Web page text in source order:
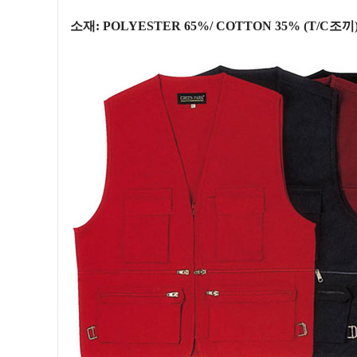
소재: POLYESTER 65%/ COTTON 35% (T/C조끼